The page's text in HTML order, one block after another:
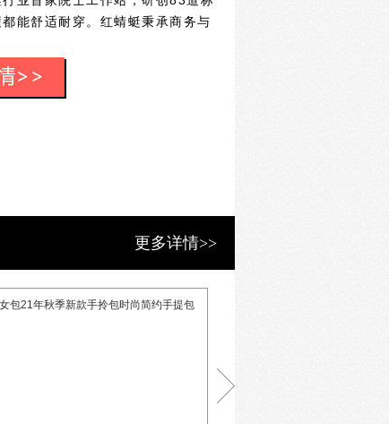
能舒适耐穿。红蜻蜓秉承商务与
景下穿用的时尚皮鞋。
更多详情>>